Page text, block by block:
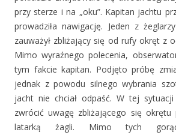
przy sterze i na „oku”. Kapitan jachtu
prowadziła nawigację. Jeden z
zauważył zbliżający się od rufy okręt z
Mimo wyraźnego polecenia,
tym fakcie kapitan. Podjęto próbę
jednak z powodu silnego wybrania
jacht nie chciał odpaść. W tej
zwrócić uwagę zbliżającego się okrętu
latarką żagli. Mimo tych